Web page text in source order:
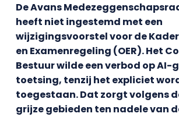
De Avans
heeft niet ingestemd met een
wijzigingsvoorstel voor de
en Examenregeling (OER). Het
Bestuur wilde een verbod op AI-
toetsing, tenzij het expliciet
toegestaan. Dat zorgt volgens
grijze gebieden ten nadele van